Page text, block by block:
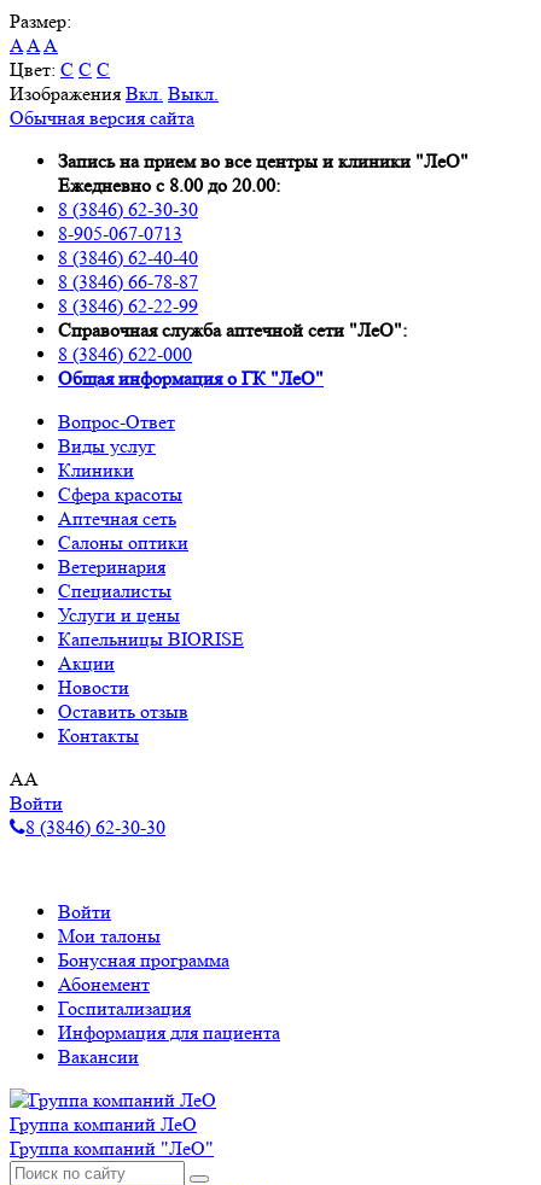
Размер:
AAA
Цвет: C C C
Изображения Вкл. Выкл.
Обычная версия сайта
Запись на прием во все центры и клиники "ЛеО"
Ежедневно с 8.00 до 20.00:
8 (3846) 62-30-30
8-905-067-0713
8 (3846) 62-40-40
8 (3846) 66-78-87
8 (3846) 62-22-99
Справочная служба аптечной сети "ЛеО":
8 (3846) 622-000
Oбщая информация о ГК "ЛеО"
Вопрос-Ответ
Виды услуг
Клиники
Сфера красоты
Аптечная сеть
Салоны оптики
Ветеринария
Специалисты
Услуги и цены
Капельницы BIORISE
Акции
Новости
Оставить отзыв
Контакты
AA
Войти
8 (3846) 62-30-30
Войти
Мои талоны
Бонусная программа
Абонемент
Госпитализация
Информация для пациента
Вакансии
Группа компаний ЛеО
Группа компаний "ЛеО"